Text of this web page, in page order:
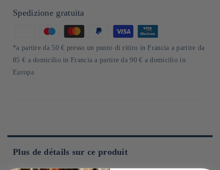
Spedizione gratuita
di
pagamento
*a partire da 50 € presso un punto di ritiro in Francia a partire da
85 € a domicilio in Francia a partire da 90 € a domicilio in
Europa
Plus de détails sur ce produit